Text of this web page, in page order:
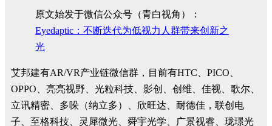
原文始发于微信公众号（青白视角）：
Eyedaptic：不断迭代为低视力人群带来创新之
光
艾邦建有AR/VR产业链微信群，目前有HTC、PICO、
OPPO、亮亮视野、光粒科技、影创、创维、佳视、歌尔、
立讯精密、多哚（纳立多）、欣旺达、耐德佳，联创电
子、至格科技、灵犀微光、舜宇光学、广景视睿、珑璟光